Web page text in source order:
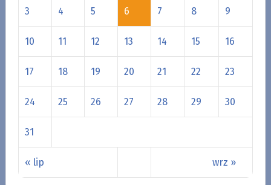
« lip wrz »
3 4 5 6 7 8 9
10 11 12 13 14 15 16
17 18 19 20 21 22 23
24 25 26 27 28 29 30
31